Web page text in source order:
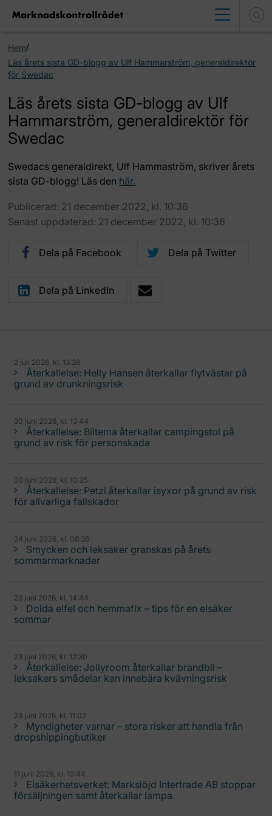
Hem/
Läs årets sista GD-blogg av Ulf Hammarström, generaldirektör
för Swedac
Läs årets sista GD-blogg av Ulf
Hammarström, generaldirektör för
Swedac
Swedacs generaldirekt, Ulf Hammaström, skriver årets
sista GD-blogg! Läs den här.
Publicerad: 21 december 2022, kl. 10:36
Senast uppdaterad: 21 december 2022, kl. 10:36
Dela på Facebook Dela på Twitter
Dela på LinkedIn
2 juli 2026, kl. 13:38
Återkallelse: Helly Hansen återkallar flytvästar på
grund av drunkningsrisk
30 juni 2026, kl. 13:44
Återkallelse: Biltema återkallar campingstol på
grund av risk för personskada
30 juni 2026, kl. 10:25
Återkallelse: Petzl återkallar isyxor på grund av risk
för allvarliga fallskador
24 juni 2026, kl. 08:36
Smycken och leksaker granskas på årets
sommarmarknader
23 juni 2026, kl. 14:44
Dolda elfel och hemmafix – tips för en elsäker
sommar
23 juni 2026, kl. 12:30
Återkallelse: Jollyroom återkallar brandbil –
leksakers smådelar kan innebära kvävningsrisk
23 juni 2026, kl. 11:02
Myndigheter varnar – stora risker att handla från
dropshippingbutiker
11 juni 2026, kl. 13:44
Elsäkerhetsverket: Markslöjd Intertrade AB stoppar
försäljningen samt återkallar lampa